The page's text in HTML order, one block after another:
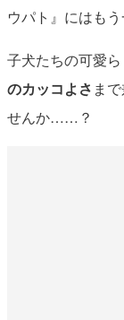
ウパト』にはも
子犬たちの可愛
のカッコよさ ま
せんか……？